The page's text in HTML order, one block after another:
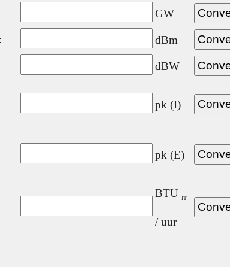
GW
dBm
dBW
pk (I)
pk (E)
BTU IT
/ uur